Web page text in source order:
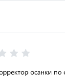
осанки по